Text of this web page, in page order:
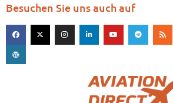
Besuchen Sie uns auch auf